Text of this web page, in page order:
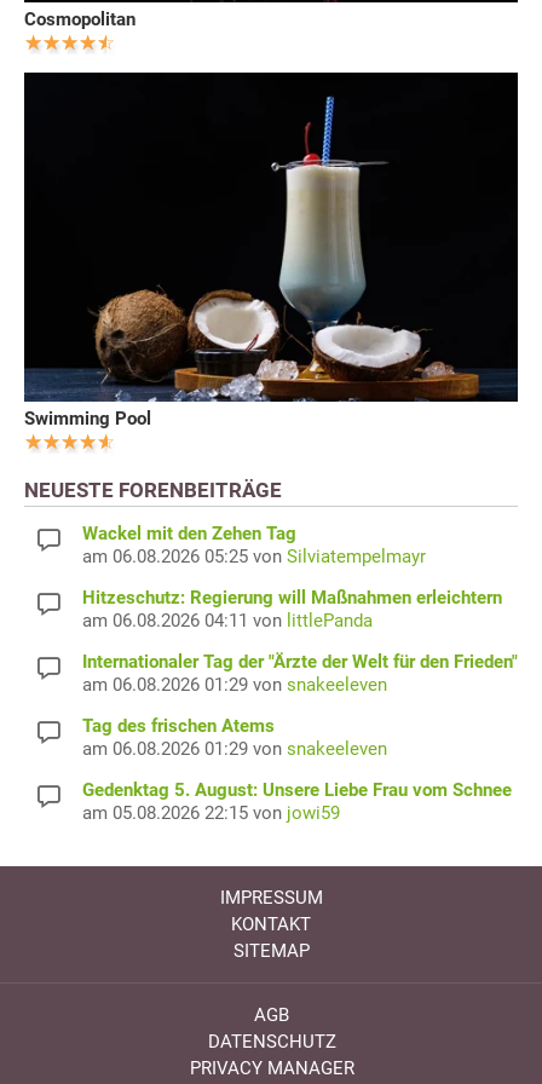
Cosmopolitan
Swimming Pool
NEUESTE FORENBEITRÄGE
Wackel mit den Zehen Tag
am 06.08.2026 05:25 von Silviatempelmayr
Hitzeschutz: Regierung will Maßnahmen erleichtern
am 06.08.2026 04:11 von littlePanda
Internationaler Tag der "Ärzte der Welt für den Frieden"
am 06.08.2026 01:29 von snakeeleven
Tag des frischen Atems
am 06.08.2026 01:29 von snakeeleven
Gedenktag 5. August: Unsere Liebe Frau vom Schnee
am 05.08.2026 22:15 von jowi59
IMPRESSUM
KONTAKT
SITEMAP
AGB
DATENSCHUTZ
PRIVACY MANAGER